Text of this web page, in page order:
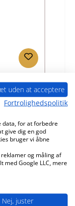
uden at acceptere
Fortrolighedspolitik
data, for at forbedre
give dig en god
bruger vi åbne
og måling af
med Google LLC, mere
Nej, juster